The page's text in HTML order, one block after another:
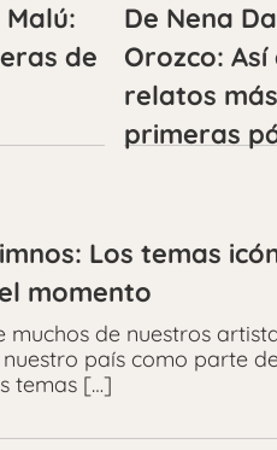
de
De Nena
Orozco:
relatos
primeras
Los temas
momento
de nuestros
país como parte
temas […]